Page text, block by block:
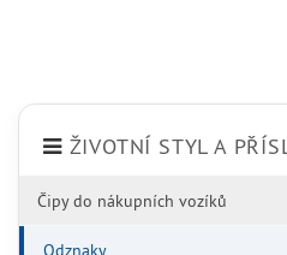
ŽIVOTNÍ STYL A
Čipy do nákupních vozíků
Odznaky